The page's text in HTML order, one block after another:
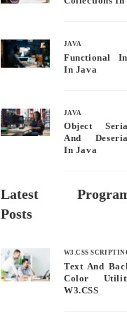
JAVA
Functional
In Java
JAVA
Object
And
In Java
Latest
Posts
W3.CSS
Text And
Color
W3.CSS